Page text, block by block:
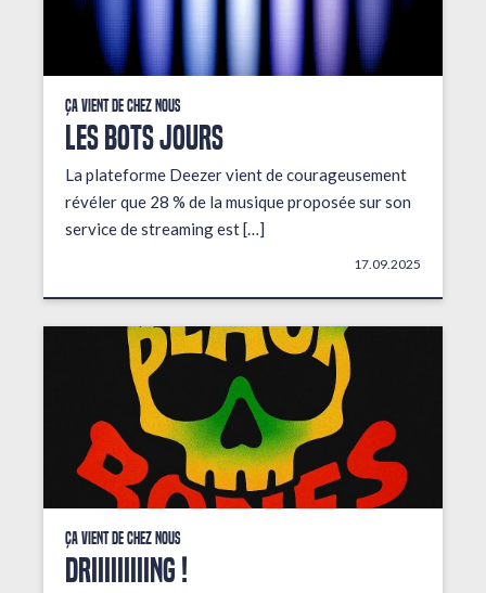
Ça vient de chez nous
LES BOTS JOURS
La plateforme Deezer vient de courageusement
révéler que 28 % de la musique proposée sur son
service de streaming est […]
17.09.2025
Ça vient de chez nous
DRIIIIIIIIING !